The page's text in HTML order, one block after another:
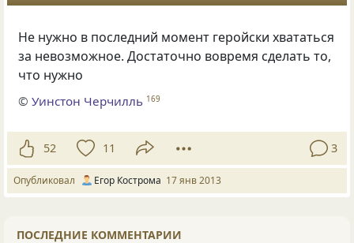
Не нужно в последний момент геройски хвататься
за невозможное. Достаточно вовремя сделать то,
что нужно
©Уинстон Черчилль 169
52 11 3
Опубликовал Егор Кострома 17 янв 2013
ПОСЛЕДНИЕ КОММЕНТАРИИ